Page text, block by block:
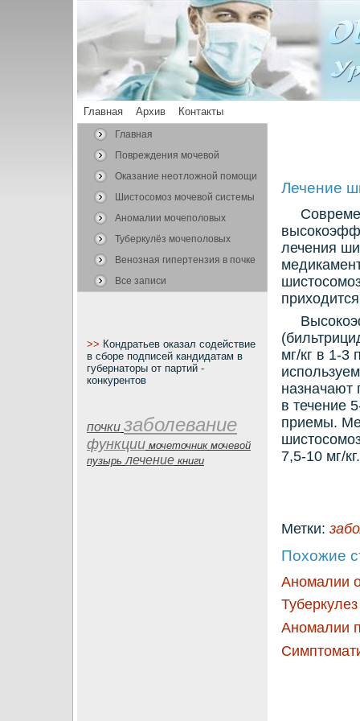
Главная Архив Контакты
Главная
Повреждения мочевой
системы
Оказание неотложной помощи
Шистосомоз мочевой системы
Аномалии мочеполовых
органов
Туберкулёз мочеполовых
органов
Венозная гипертензия в почке
Все записи
>> Кондратьев оказал содействие
в сборе подписей кандидатам в
губернаторы от партий -
конкурентов
почки заболевание
функции мочеточник мочевой
пузырь лечение книги
Лечение
лечения
мг/кг в 1-3
назначают
в течение
приемы.
7,5-10 мг/кг.
Метки:
Похожие
Аномалии
Аномалии